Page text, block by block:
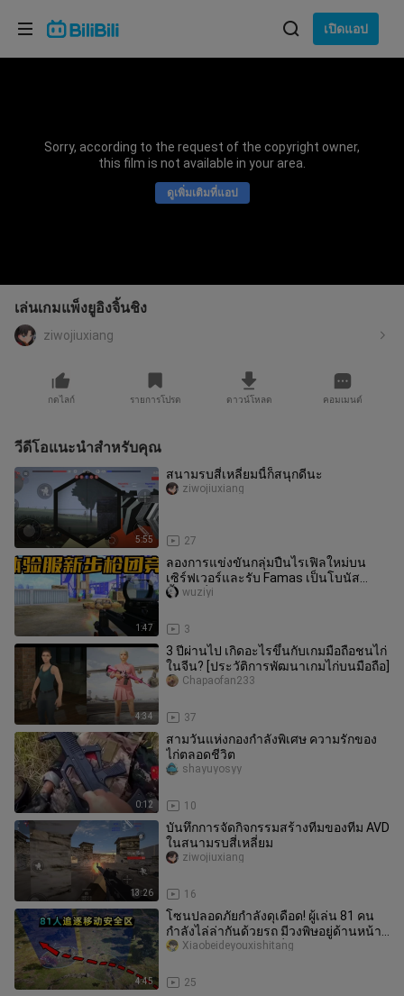
เปิดแอป
Sorry, according to the request of the copyright owner,
this film is not available in your area.
ดูเพิ่มเติมที่แอป
เล่นเกมแพ็งยูอิงจิ้นชิง
ziwojiuxiang
กดไลก์ รายการโปรด ดาวน์โหลด คอมเมนต์
วีดีโอแนะนำสำหรับคุณ
5:55
สนามรบสี่เหลี่ยมนี้ก็สนุกดีนะ
27
ziwojiuxiang
1:47
ลองการแข่งขันกลุ่มปืนไรเฟิลใหม่บน
เซิร์ฟเวอร์และรับ Famas เป็นโบนัส
ตั้งแต่เริ่มต้น!
3
wuziyi
4:34
3 ปีผ่านไป เกิดอะไรขึ้นกับเกมมือถือชนไก่
ในจีน? [ประวัติการพัฒนาเกมไก่บนมือถือ]
37
Chapaofan233
0:12
สามวันแห่งกองกำลังพิเศษ ความรักของ
ไก่ตลอดชีวิต
10
shayuyosyy
13:26
บันทึกการจัดกิจกรรมสร้างทีมของทีม AVD
ในสนามรบสี่เหลี่ยม
16
ziwojiuxiang
4:45
โซนปลอดภัยกำลังดุเดือด! ผู้เล่น 81 คน
กำลังไล่ล่ากันด้วยรถ มีวงพิษอยู่ด้านหน้า
และด้านหลัง ใครกันที่จะ
25
Xiaobeideyouxishitang
เลือกภาษา